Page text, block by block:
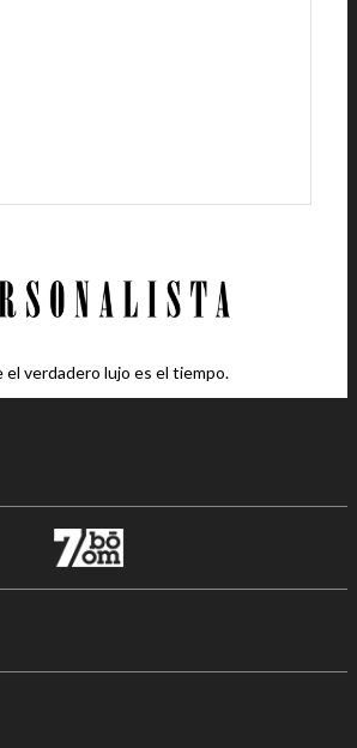
el verdadero lujo es el tiempo.